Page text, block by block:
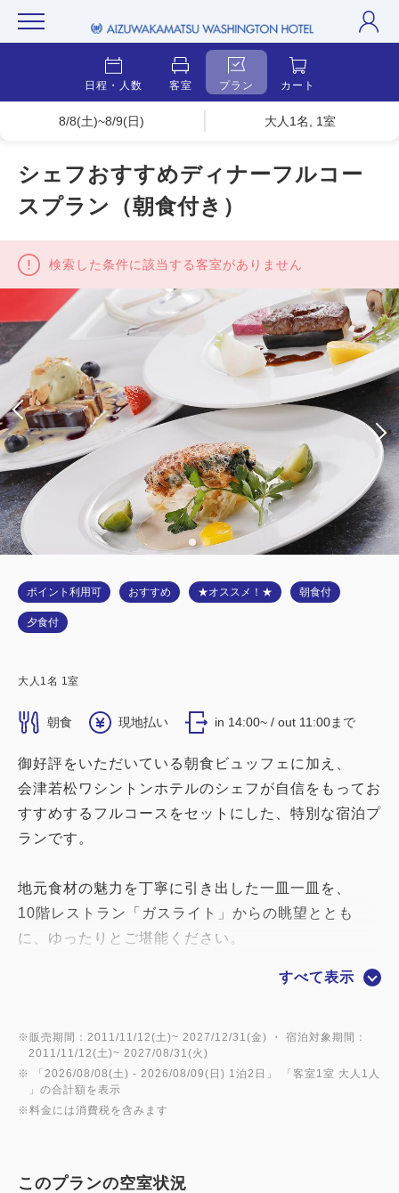
日程・人数 客室 プラン カート
8/8(土)~8/9(日) 大人1名, 1室
シェフおすすめディナーフルコー
スプラン（朝食付き）
検索した条件に該当する客室がありません
ポイント利用可 おすすめ ★オススメ！★ 朝食付
夕食付
大人 1 名 1 室
朝食 現地払い in 14:00~ / out 11:00まで
御好評をいただいている朝食ビュッフェに加え、
会津若松ワシントンホテルのシェフが自信をもってお
すすめするフルコースをセットにした、特別な宿泊プ
ランです。
地元食材の魅力を丁寧に引き出した一皿一皿を、
10階レストラン「ガスライト」からの眺望ととも
に、ゆったりとご堪能ください。
※フルコースディナーご利用のお客様は20：00まで
にご来館お願い致します。
すべて表示
※販売期間：2011/11/12(土)~ 2027/12/31(金) ・ 宿泊対象期間：
2011/11/12(土)~ 2027/08/31(火)
※ 「 2026/08/08(土) - 2026/08/09(日) 1泊2日 」 「客室1室 大人1人
」の合計額を表示
※料金には消費税を含みます
このプランの空室状況